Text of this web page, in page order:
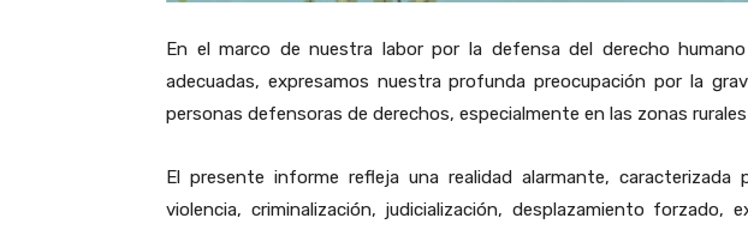
En el marco de nuestra labor por la defensa del derecho
adecuadas, expresamos nuestra profunda preocupación por la
personas defensoras de derechos, especialmente en las zonas rurales
El presente informe refleja una realidad alarmante,
violencia, criminalización, judicialización, desplazamiento forzado,